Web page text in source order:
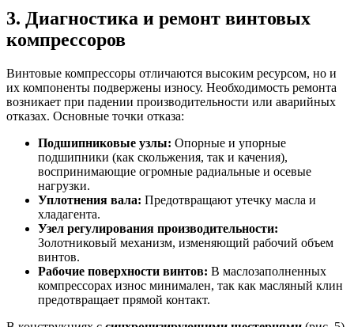
3. Диагностика и ремонт винтовых
компрессоров
Винтовые компрессоры отличаются высоким ресурсом, но и
их компоненты подвержены износу. Необходимость ремонта
возникает при падении производительности или аварийных
отказах. Основные точки отказа:
Подшипниковые узлы: Опорные и упорные
подшипники (как скольжения, так и качения),
воспринимающие огромные радиальные и осевые
нагрузки.
Уплотнения вала: Предотвращают утечку масла и
хладагента.
Узел регулирования производительности:
Золотниковый механизм, изменяющий рабочий объем
винтов.
Рабочие поверхности винтов: В маслозаполненных
компрессорах износ минимален, так как масляный клин
предотвращает прямой контакт.